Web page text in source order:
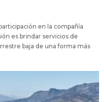
en la compañía
es brindar servicios de
baja de una forma más